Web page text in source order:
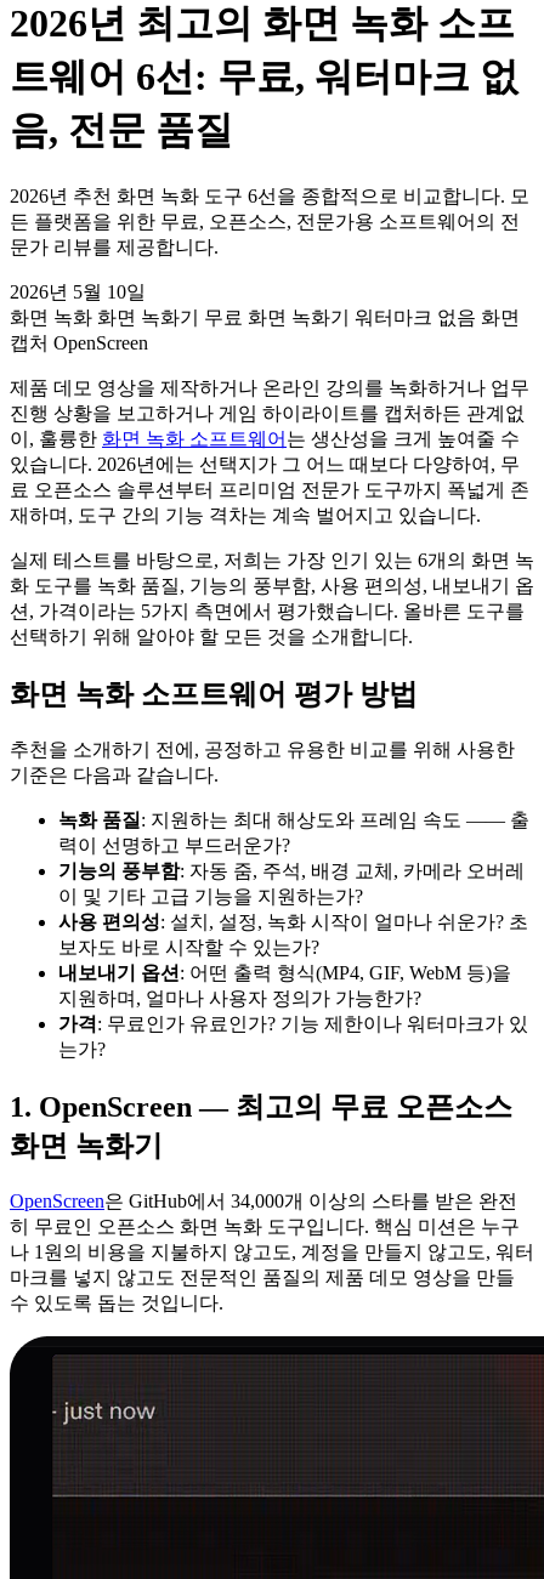
2026년 최고의 화면 녹화 소프
트웨어 6선: 무료, 워터마크 없
음, 전문 품질
2026년 추천 화면 녹화 도구 6선을 종합적으로 비교합니다. 모
든 플랫폼을 위한 무료, 오픈소스, 전문가용 소프트웨어의 전
문가 리뷰를 제공합니다.
2026년 5월 10일
화면 녹화 화면 녹화기 무료 화면 녹화기 워터마크 없음 화면
캡처 OpenScreen
제품 데모 영상을 제작하거나 온라인 강의를 녹화하거나 업무
진행 상황을 보고하거나 게임 하이라이트를 캡처하든 관계없
이, 훌륭한 화면 녹화 소프트웨어 는 생산성을 크게 높여줄 수
있습니다. 2026년에는 선택지가 그 어느 때보다 다양하여, 무
료 오픈소스 솔루션부터 프리미엄 전문가 도구까지 폭넓게 존
재하며, 도구 간의 기능 격차는 계속 벌어지고 있습니다.
실제 테스트를 바탕으로, 저희는 가장 인기 있는 6개의 화면 녹
화 도구를 녹화 품질, 기능의 풍부함, 사용 편의성, 내보내기 옵
션, 가격이라는 5가지 측면에서 평가했습니다. 올바른 도구를
선택하기 위해 알아야 할 모든 것을 소개합니다.
화면 녹화 소프트웨어 평가 방법
추천을 소개하기 전에, 공정하고 유용한 비교를 위해 사용한
기준은 다음과 같습니다.
녹화 품질 : 지원하는 최대 해상도와 프레임 속도 —— 출
력이 선명하고 부드러운가?
기능의 풍부함: 자동 줌, 주석, 배경 교체, 카메라 오버레
이 및 기타 고급 기능을 지원하는가?
사용 편의성: 설치, 설정, 녹화 시작이 얼마나 쉬운가? 초
보자도 바로 시작할 수 있는가?
내보내기 옵션 : 어떤 출력 형식(MP4, GIF, WebM 등)을
지원하며, 얼마나 사용자 정의가 가능한가?
가격: 무료인가 유료인가? 기능 제한이나 워터마크가 있
는가?
1. OpenScreen — 최고의 무료 오픈소스
화면 녹화기
OpenScreen은 GitHub에서 34,000개 이상의 스타를 받은 완전
히 무료인 오픈소스 화면 녹화 도구입니다. 핵심 미션은 누구
나 1원의 비용을 지불하지 않고도, 계정을 만들지 않고도, 워터
마크를 넣지 않고도 전문적인 품질의 제품 데모 영상을 만들
수 있도록 돕는 것입니다.